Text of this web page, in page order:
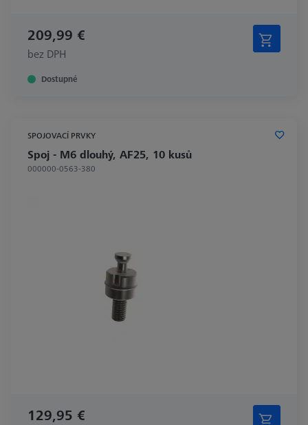
209,99 €
bez DPH
Dostupné
SPOJOVACÍ PRVKY
Spoj - M6 dlouhý, AF25, 10 kusů
000000-0563-380
129,95 €